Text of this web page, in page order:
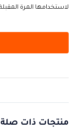
لاستخدامها المرة
منتجات ذات صلة